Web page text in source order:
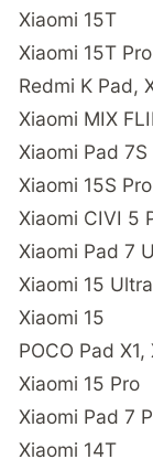
Xiaomi 15T
Xiaomi 15T Pro
Redmi K Pad,
Xiaomi MIX
Xiaomi Pad 7S
Xiaomi 15S Pro
Xiaomi CIVI 5
Xiaomi Pad 7
Xiaomi 15 Ultra
Xiaomi 15
POCO Pad
Xiaomi 15 Pro
Xiaomi Pad 7
Xiaomi 14T